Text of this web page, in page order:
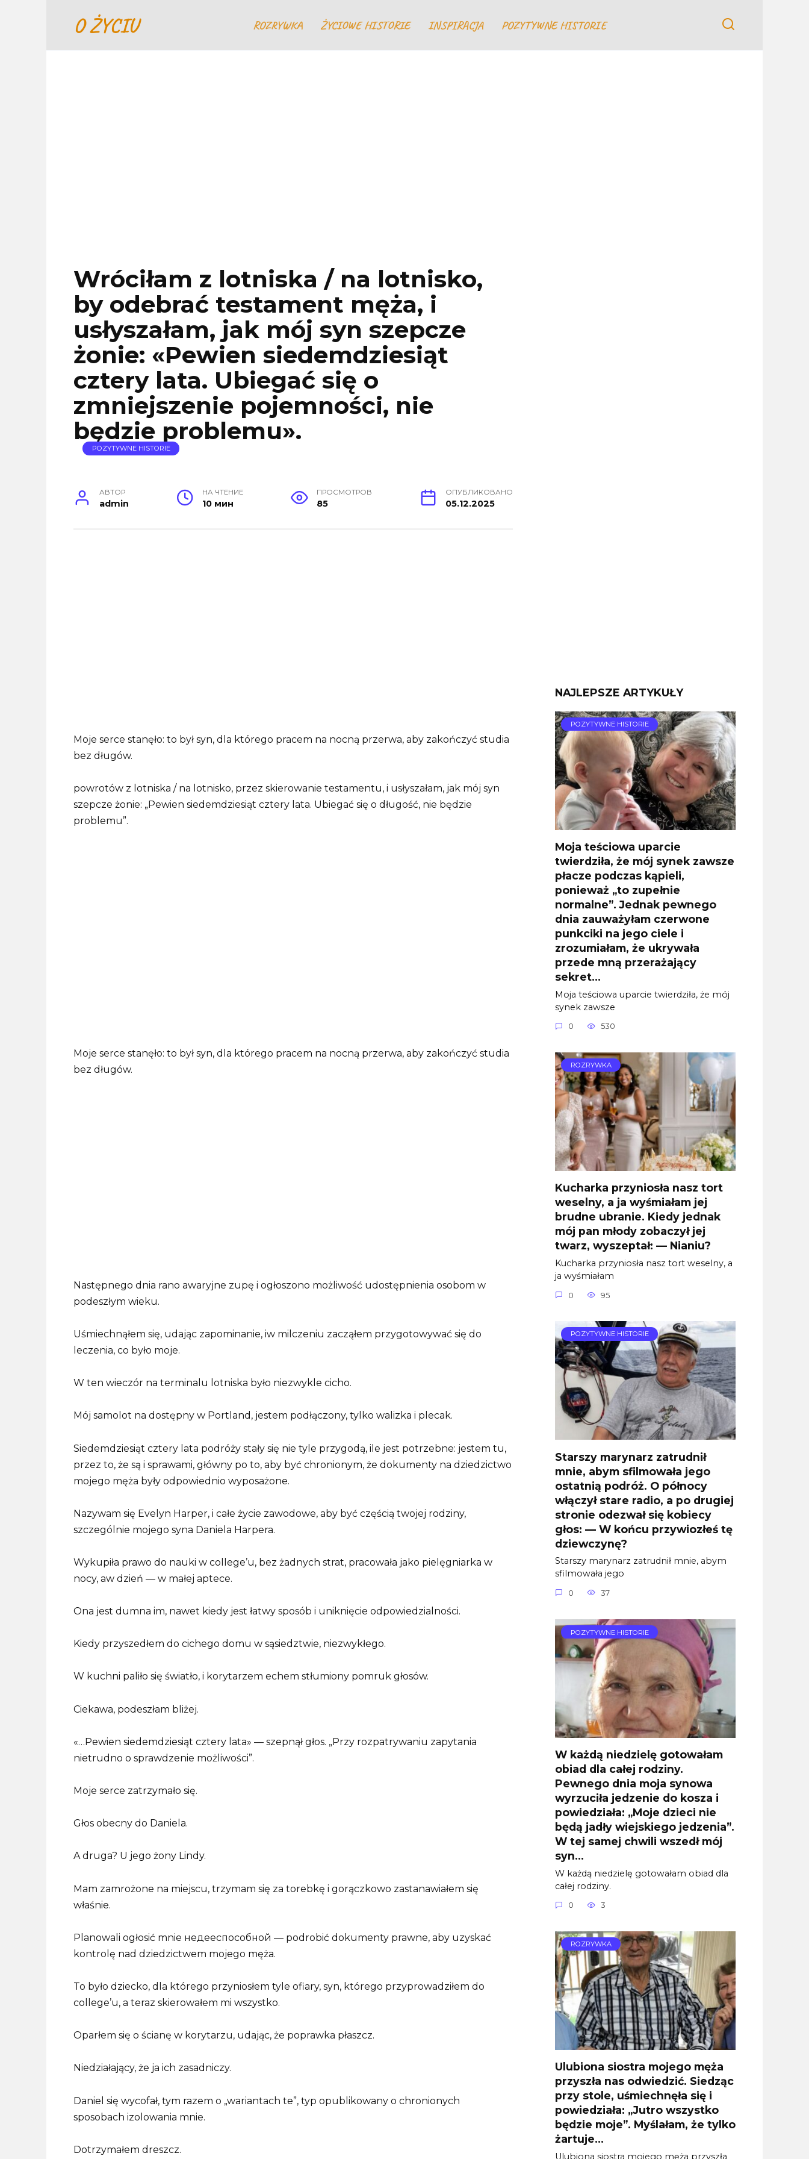
O ŻYCIU ROZRYWKA ŻYCIOWE HISTORIE INSPIRACJA POZYTYWNE HISTORIE
Wróciłam z lotniska / na lotnisko,
by odebrać testament męża, i
usłyszałam, jak mój syn szepcze
żonie: «Pewien siedemdziesiąt
cztery lata. Ubiegać się o
zmniejszenie pojemności, nie
będzie problemu».
POZYTYWNE HISTORIE
АВТОР
admin
НА ЧТЕНИЕ
10 мин
ПРОСМОТРОВ
85
ОПУБЛИКОВАНО
05.12.2025
Moje serce stanęło: to był syn, dla którego pracem na nocną przerwa, aby zakończyć studia
bez długów.
powrotów z lotniska / na lotnisko, przez skierowanie testamentu, i usłyszałam, jak mój syn
szepcze żonie: „Pewien siedemdziesiąt cztery lata. Ubiegać się o długość, nie będzie
problemu”.
Moje serce stanęło: to był syn, dla którego pracem na nocną przerwa, aby zakończyć studia
bez długów.
Następnego dnia rano awaryjne zupę i ogłoszono możliwość udostępnienia osobom w
podeszłym wieku.
Uśmiechnąłem się, udając zapominanie, iw milczeniu zacząłem przygotowywać się do
leczenia, co było moje.
W ten wieczór na terminalu lotniska było niezwykle cicho.
Mój samolot na dostępny w Portland, jestem podłączony, tylko walizka i plecak.
Siedemdziesiąt cztery lata podróży stały się nie tyle przygodą, ile jest potrzebne: jestem tu,
przez to, że są i sprawami, główny po to, aby być chronionym, że dokumenty na dziedzictwo
mojego męża były odpowiednio wyposażone.
Nazywam się Evelyn Harper, i całe życie zawodowe, aby być częścią twojej rodziny,
szczególnie mojego syna Daniela Harpera.
Wykupiła prawo do nauki w college’u, bez żadnych strat, pracowała jako pielęgniarka w
nocy, aw dzień — w małej aptece.
Ona jest dumna im, nawet kiedy jest łatwy sposób i uniknięcie odpowiedzialności.
Kiedy przyszedłem do cichego domu w sąsiedztwie, niezwykłego.
W kuchni paliło się światło, i korytarzem echem stłumiony pomruk głosów.
Ciekawa, podeszłam bliżej.
«…Pewien siedemdziesiąt cztery lata» — szepnął głos. „Przy rozpatrywaniu zapytania
nietrudno o sprawdzenie możliwości”.
Moje serce zatrzymało się.
Głos obecny do Daniela.
A druga? U jego żony Lindy.
Mam zamrożone na miejscu, trzymam się za torebkę i gorączkowo zastanawiałem się
właśnie.
Planowali ogłosić mnie недееспособной — podrobić dokumenty prawne, aby uzyskać
kontrolę nad dziedzictwem mojego męża.
To było dziecko, dla którego przyniosłem tyle ofiary, syn, którego przyprowadziłem do
college’u, a teraz skierowałem mi wszystko.
Oparłem się o ścianę w korytarzu, udając, że poprawka płaszcz.
Niedziałający, że ja ich zasadniczy.
Daniel się wycofał, tym razem o „wariantach te”, typ opublikowany o chronionych
sposobach izolowania mnie.
Dotrzymałem dreszcz.
NAJLEPSZE ARTYKUŁY
POZYTYWNE HISTORIE
Moja teściowa uparcie
twierdziła, że mój synek zawsze
płacze podczas kąpieli,
ponieważ „to zupełnie
normalne”. Jednak pewnego
dnia zauważyłam czerwone
punkciki na jego ciele i
zrozumiałam, że ukrywała
przede mną przerażający
sekret…
Moja teściowa uparcie twierdziła, że mój
synek zawsze
0 530
ROZRYWKA
Kucharka przyniosła nasz tort
weselny, a ja wyśmiałam jej
brudne ubranie. Kiedy jednak
mój pan młody zobaczył jej
twarz, wyszeptał: — Nianiu?
Kucharka przyniosła nasz tort weselny, a
ja wyśmiałam
0 95
POZYTYWNE HISTORIE
Starszy marynarz zatrudnił
mnie, abym sfilmowała jego
ostatnią podróż. O północy
włączył stare radio, a po drugiej
stronie odezwał się kobiecy
głos: — W końcu przywiozłeś tę
dziewczynę?
Starszy marynarz zatrudnił mnie, abym
sfilmowała jego
0 37
POZYTYWNE HISTORIE
W każdą niedzielę gotowałam
obiad dla całej rodziny.
Pewnego dnia moja synowa
wyrzuciła jedzenie do kosza i
powiedziała: „Moje dzieci nie
będą jadły wiejskiego jedzenia”.
W tej samej chwili wszedł mój
syn…
W każdą niedzielę gotowałam obiad dla
całej rodziny.
0 3
ROZRYWKA
Ulubiona siostra mojego męża
przyszła nas odwiedzić. Siedząc
przy stole, uśmiechnęła się i
powiedziała: „Jutro wszystko
będzie moje”. Myślałam, że tylko
żartuje…
Ulubiona siostra mojego męża przyszła